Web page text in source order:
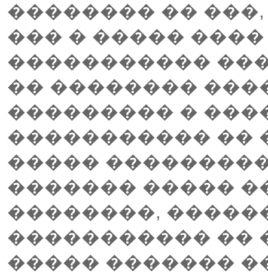
�������� ��
��� � �����
�����������
�� ��������
��������� �
����������� ��
�����
������� �����
��������,
����������� ��
����� �������